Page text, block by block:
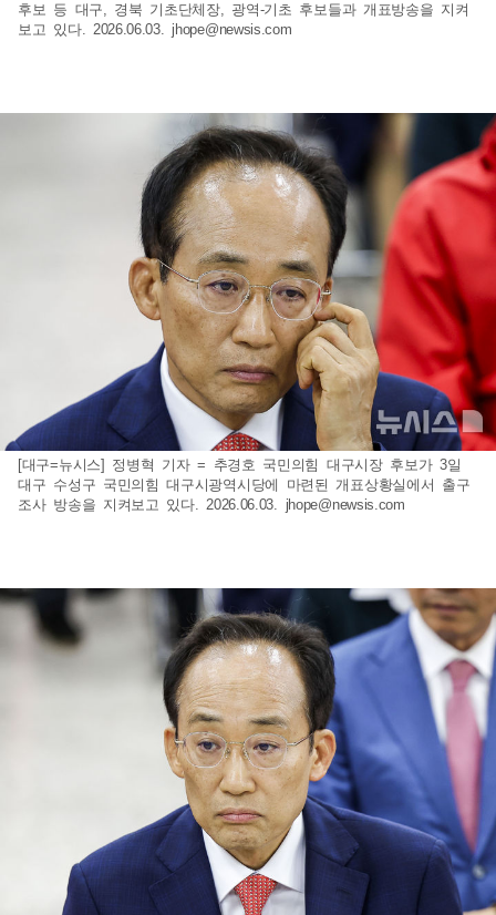
후보 등 대구, 경북 기초단체장, 광역-기초 후보들과 개표방송을 지켜
보고 있다. 2026.06.03. jhope@newsis.com
[대구=뉴시스] 정병혁 기자 = 추경호 국민의힘 대구시장 후보가 3일
대구 수성구 국민의힘 대구시광역시당에 마련된 개표상황실에서 출구
조사 방송을 지켜보고 있다. 2026.06.03. jhope@newsis.com